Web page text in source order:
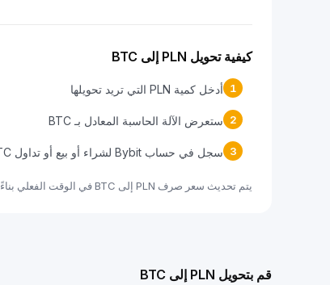
كيفية تحويل PLN إلى BTC
1 أدخل كمية PLN التي تريد تحويلها
2 ستعرض الآلة الحاسبة المعادل بـ BTC
3 سجل في حساب Bybit لشراء أو بيع أو تداول BTC
يتم تحديث سعر صرف PLN إلى BTC في الوقت الفعلي بناءً على بيانات السوق.
قم بتحويل PLN إلى BTC